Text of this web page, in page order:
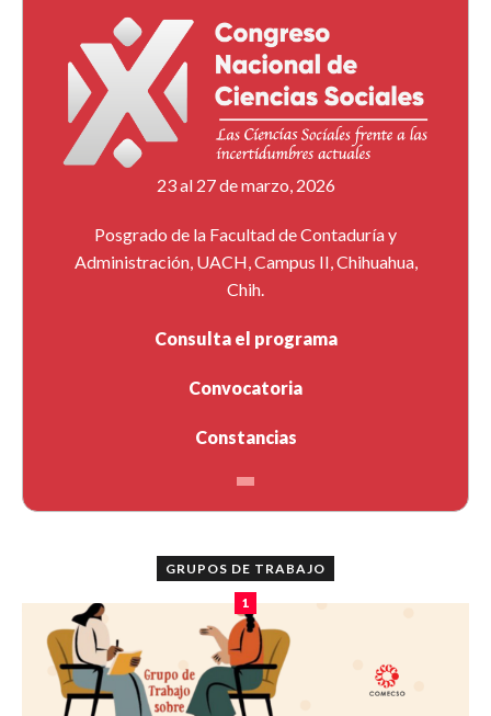
23 al 27 de marzo, 2026
Posgrado de la Facultad de Contaduría y
Administración, UACH, Campus II, Chihuahua,
Chih.
Consulta el programa
Convocatoria
Constancias
GRUPOS DE TRABAJO
1